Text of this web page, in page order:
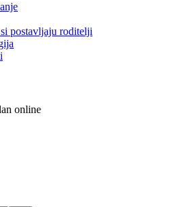
postavljaju roditelji
online